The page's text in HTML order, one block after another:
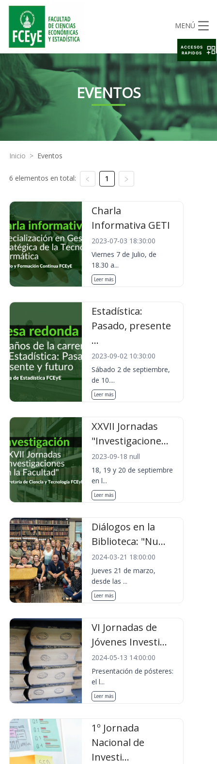
MENÚ
EVENTOS
Inicio > Eventos
6 elementos en total: 1
Charla
Informativa GETI
2023-07-03 18:30:00
Viernes 7 de Julio, de
18.30 a...
Leer más
Estadística:
Pasado, presente
...
2023-09-02 10:30:00
Sábado 2 de septiembre,
de 10....
Leer más
XXVII Jornadas
"Investigacione...
2023-09-18 null
18, 19 y 20 de septiembre
en l...
Leer más
Diálogos en la
Biblioteca: "Nu...
2024-03-21 18:00:00
Jueves 21 de marzo,
desde las ...
Leer más
VI Jornadas de
Jóvenes Investi...
2024-05-13 14:00:00
Presentación de pósteres:
el l...
Leer más
1º Jornada
Nacional de
Investi...
ACCESOS
RAPIDOS